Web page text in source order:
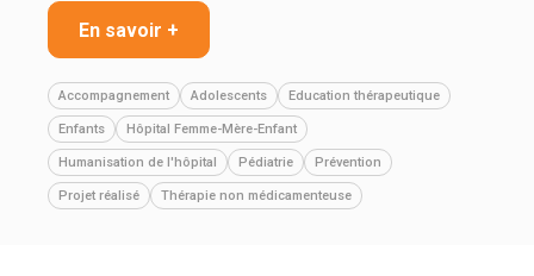
En savoir +
Accompagnement Adolescents Education thérapeutique
Enfants Hôpital Femme-Mère-Enfant
Humanisation de l'hôpital Pédiatrie Prévention
Projet réalisé Thérapie non médicamenteuse